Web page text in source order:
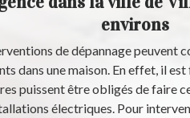
environs
de dépannage peuvent
dans une maison. En effet, il
puissent être obligés de faire
électriques. Pour